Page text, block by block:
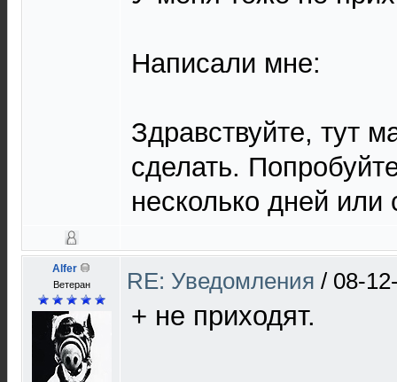
Написали мне:
Здравствуйте, тут
сделать.
несколько дней
Alfer
Ветеран RE: Уведомления / 08-
+ не приходят.